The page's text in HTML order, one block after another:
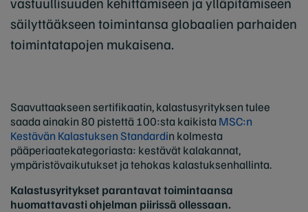
säilyttääkseen toimintansa globaalien parhaiden
toimintatapojen mukaisena.
Saavuttaakseen sertifikaatin, kalastusyrityksen tulee
saada ainakin 80 pistettä 100:sta kaikista MSC:n
Kestävän Kalastuksen Standardin kolmesta
pääperiaatekategoriasta: kestävät kalakannat,
ympäristövaikutukset ja tehokas kalastuksenhallinta.
Kalastusyritykset parantavat toimintaansa
huomattavasti ohjelman piirissä ollessaan.